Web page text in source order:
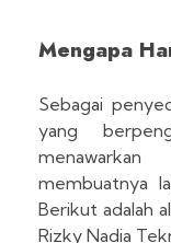
Mengapa
Sebagai
yang
membuatnya
Berikut adalah
Rizky Nadia